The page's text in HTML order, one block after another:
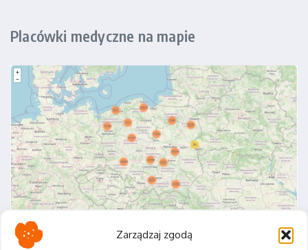
Zarządzaj zgodą
Placówki medyczne na mapie